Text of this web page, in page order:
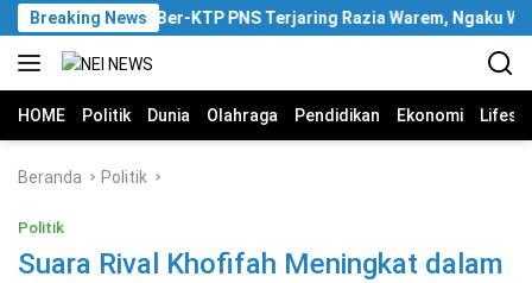
Langsung
ke
konten
Breaking NewsPria Ber-KTP PNS Terjaring Razia Warem, Ngaku
HOME Politik Dunia Olahraga Pendidikan Ekonomi
Beranda Politik
Politik
Suara Rival Khofifah Meningkat dalam